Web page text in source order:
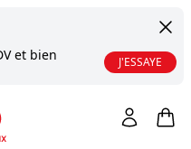
et bien
J'ESSAYE